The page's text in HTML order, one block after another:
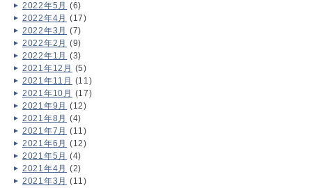
2022年5月 (6)
2022年4月 (17)
2022年3月 (7)
2022年2月 (9)
2022年1月 (3)
2021年12月 (5)
2021年11月 (11)
2021年10月 (17)
2021年9月 (12)
2021年8月 (4)
2021年7月 (11)
2021年6月 (12)
2021年5月 (4)
2021年4月 (2)
2021年3月 (11)